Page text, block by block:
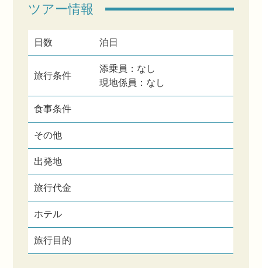
ツアー情報
日数 泊日
旅行条件
添乗員：なし
現地係員：なし
食事条件
その他
出発地
旅行代金
ホテル
旅行目的